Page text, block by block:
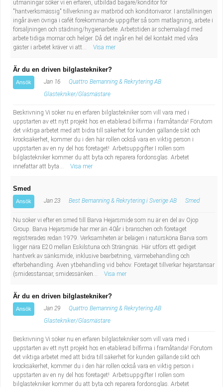
utmaningar söker vi en erfaren, utbildad bagare/konditor för
"hantverksmässig" tillverkning av matbröd och konditorivaror. I anställningen
ingår även övriga i cafét förekommande uppgifter så som matlagning, arbete i
försäljningen och städning/hygienarbete. Arbetstiden är schemalagd med
arbete tidiga mornar och helger. Då det ingår en hel del kontakt med våra
gäster i arbetet kräver vi att...
Visa mer
Är du en driven bilglastekniker?
Ansök Jan 16
Quattro Bemanning & Rekrytering AB
Glastekniker/Glasmästare
Beskrivning Vi söker nu en erfaren bilglastekniker som vill vara med i
uppstarten av ett nytt projekt hos en etablerad bilfirma i framåtanda! Förutom
det viktiga arbetet med att bidra till säkerhet för kunden gällande sikt och
krocksäkerhet, kommer du i den här rollen också vara en viktig person i
uppstarten av en ny del hos företaget! Arbetsuppgifter I rollen som
bilglastekniker kommer du att byta och reparera fordonsglas. Arbetet
innefattar att byta...
Visa mer
Smed
Ansök Jan 23 Best Bemanning & Rekrytering i Sverige AB Smed
Nu söker vi efter en smed till Barva Hejarsmide som nu är en del av Ojop
Group. Barva Hejarsmide har mer än 40år i branschen och företaget
registrerades redan 1979. Verksamheten är belägen i natursköna Barva som
ligger nära E20 mellan Eskilstuna och Strängnäs. Här utförs ett gediget
hantverk av sänksmide, inklusive bearbetning, värmebehandling och
efterbehandling. Även ytbehandling vid behov. Företaget tillverkar hejarstansar
(smidesstansar, smidessänken...
Visa mer
Är du en driven bilglastekniker?
Ansök Jan 29
Quattro Bemanning & Rekrytering AB
Glastekniker/Glasmästare
Beskrivning Vi söker nu en erfaren bilglastekniker som vill vara med i
uppstarten av ett nytt projekt hos en etablerad bilfirma i framåtanda! Förutom
det viktiga arbetet med att bidra till säkerhet för kunden gällande sikt och
krocksäkerhet, kommer du i den här rollen också vara en viktig person i
uppstarten av en ny del hos företaget! Arbetsuppgifter I rollen som
bilglastekniker kommer du att byta och reparera fordonsglas. Arbetet